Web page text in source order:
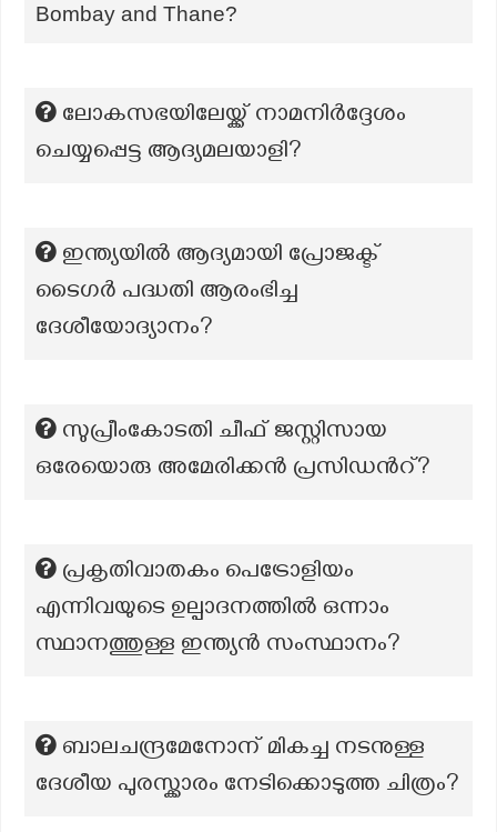
Bombay and Thane?
ലോകസഭയിലേയ്ക്ക് നാമനിർദ്ദേശം
ചെയ്യപ്പെട്ട ആദ്യമലയാളി?
ഇന്ത്യയിൽ ആദ്യമായി പ്രോജക്ട്
ടൈഗർ പദ്ധതി ആരംഭിച്ച
ദേശീയോദ്യാനം?
സുപ്രീംകോടതി ചീഫ് ജസ്റ്റിസായ
ഒരേയൊരു അമേരിക്കൻ പ്രസിഡൻറ്?
പ്രകൃതിവാതകം പെട്രോളിയം
എന്നിവയുടെ ഉല്പാദനത്തില്‍ ഒന്നാം
സ്ഥാനത്തുള്ള ഇന്ത്യന്‍ സംസ്ഥാനം?
ബാലചന്ദ്രമേനോന് മികച്ച നടനുള്ള
ദേശീയ പുരസ്ക്കാരം നേടിക്കൊടുത്ത ചിത്രം?